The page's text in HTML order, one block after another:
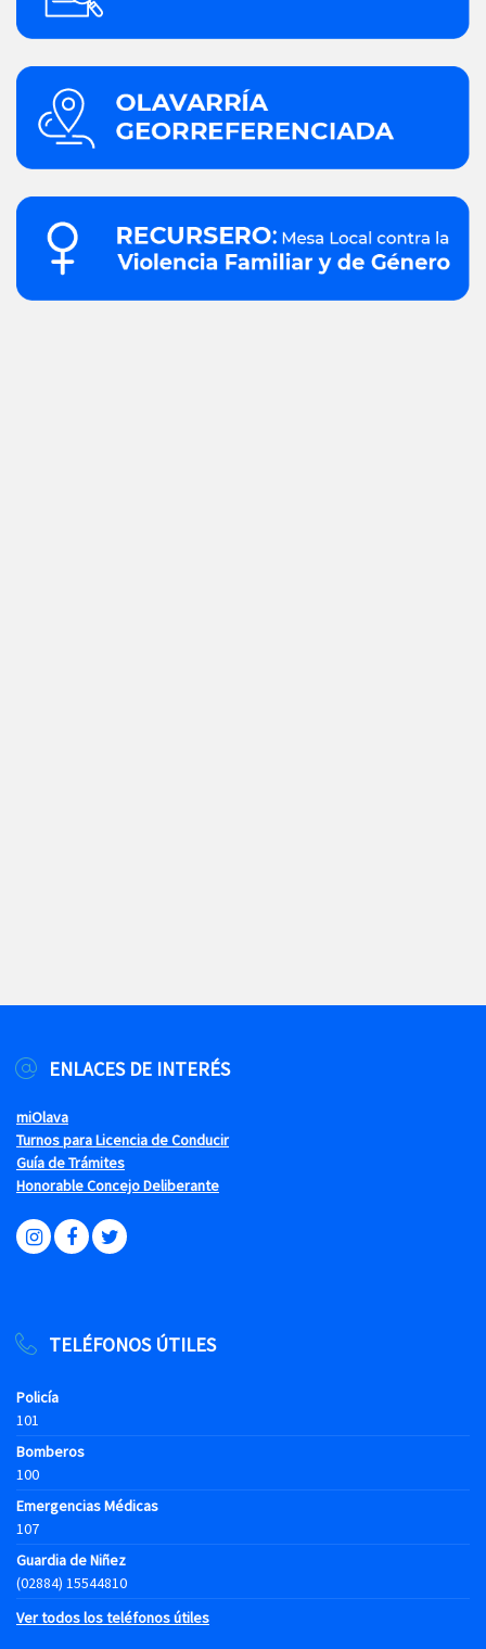
ENLACES DE INTERÉS
miOlava
Turnos para Licencia de Conducir
Guía de Trámites
Honorable Concejo Deliberante
TELÉFONOS ÚTILES
Policía
101
Bomberos
100
Emergencias Médicas
107
Guardia de Niñez
(02884) 15544810
Ver todos los teléfonos útiles